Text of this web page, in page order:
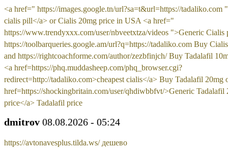
<a href=" https://images.google.tn/url?sa=t&url=https://tadaliko.com
cialis pill</a> or Cialis 20mg price in USA <a href="
https://www.trendyxxx.com/user/nbveetxtza/videos ">Generic Cialis
https://toolbarqueries.google.am/url?q=https://tadaliko.com Buy
and https://rightcoachforme.com/author/zezbfinjch/ Buy Tadalafil
<a href=https://phq.muddasheep.com/phq_browser.cgi?
redirect=http://tadaliko.com>cheapest cialis</a> Buy Tadalafil 20mg
href=https://shockingbritain.com/user/qhdiwbbfvt/>Generic Tadalafil
price</a> Tadalafil price
dmitrov 08.08.2026 - 05:24
https://avtonavesplus.tilda.ws/ дешево